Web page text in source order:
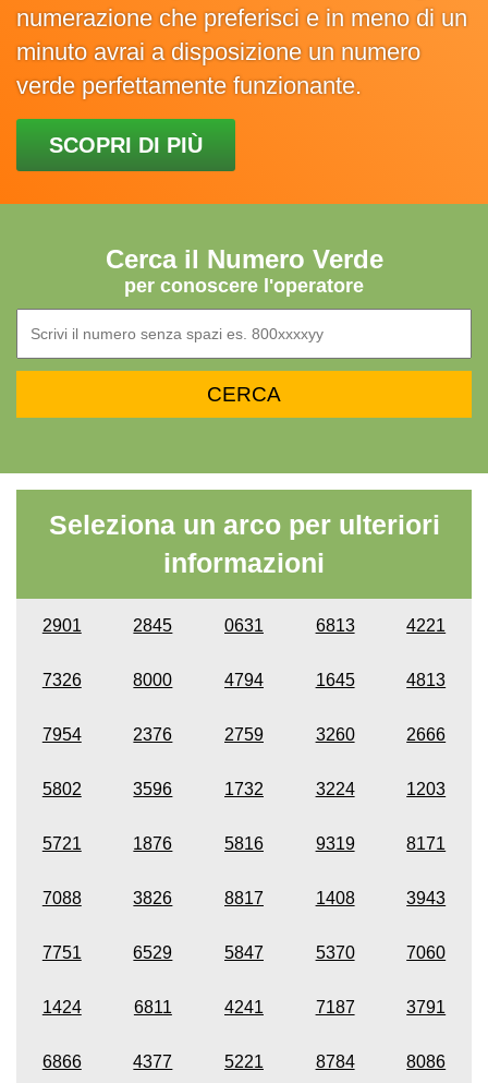
numerazione che preferisci e in meno di un
minuto avrai a disposizione un numero
verde perfettamente funzionante.
SCOPRI DI PIÙ
Cerca il Numero Verde
per conoscere l'operatore
Seleziona un arco per ulteriori
informazioni
2901 2845 0631 6813 4221
7326 8000 4794 1645 4813
7954 2376 2759 3260 2666
5802 3596 1732 3224 1203
5721 1876 5816 9319 8171
7088 3826 8817 1408 3943
7751 6529 5847 5370 7060
1424 6811 4241 7187 3791
6866 4377 5221 8784 8086